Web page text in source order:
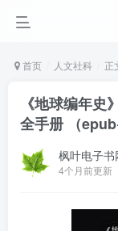
首页 人文社科 正
《地球编年
全手册 （
枫叶电子书
4个月前更新